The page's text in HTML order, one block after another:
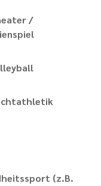
/
(z.B.